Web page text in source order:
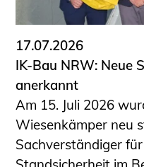
17.07.2026
IK-Bau NRW: Neue
anerkannt
Am 15. Juli 2026
Wiesenkämper neu
Sachverständiger